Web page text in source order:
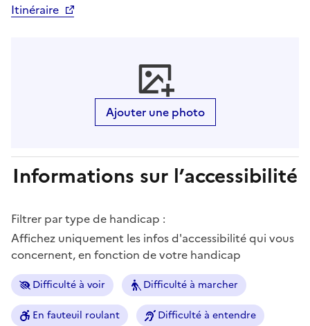
Itinéraire
Ajouter une photo
Informations sur l’accessibilité
Filtrer par type de handicap :
Affichez uniquement les infos d'accessibilité qui vous
concernent, en fonction de votre handicap
Difficulté à voir Difficulté à marcher
En fauteuil roulant Difficulté à entendre